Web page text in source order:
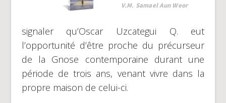
V.M. Samael Aun Weor
signaler qu’Oscar Uzcategui Q. eut
l’opportunité d’être proche du précurseur
de la Gnose contemporaine durant une
période de trois ans, venant vivre dans la
propre maison de celui-ci.